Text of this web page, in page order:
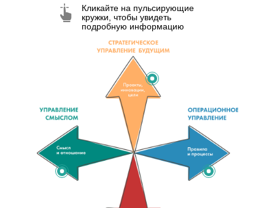
Кликайте на пульсирующие
кружки, чтобы увидеть
подробную информацию